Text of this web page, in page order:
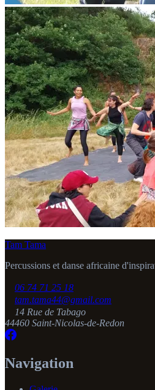
Tam Tama
Percussions et danse africaine
06 74 71 25 18
tam.tama44@gmail.com
14 Rue de Tabago
44460 Saint-Nicolas-de-Redon
Navigation